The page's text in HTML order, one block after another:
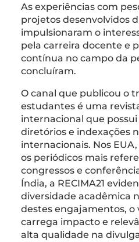
As experiências com
projetos desenvolvidos
impulsionaram o
pela carreira docente e
contínua no campo da
concluíram.
O canal que publicou o
estudantes é uma
internacional que
diretórios e indexações
internacionais. Nos
os periódicos mais
congressos e
Índia, a RECIMA21
diversidade acadêmica
destes engajamentos, o
carrega impacto e
alta qualidade na